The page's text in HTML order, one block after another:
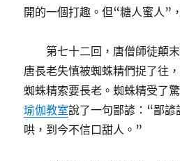
開的一個打趣。但“糖人蜜人”
第七十二回，唐僧師徒顛
唐長老失慎被蜘蛛精們捉了往
蜘蛛精索要長老。蜘蛛精受了
瑜伽教室說了一句鄙諺：“鄙諺
哄，到今不信口甜人。”